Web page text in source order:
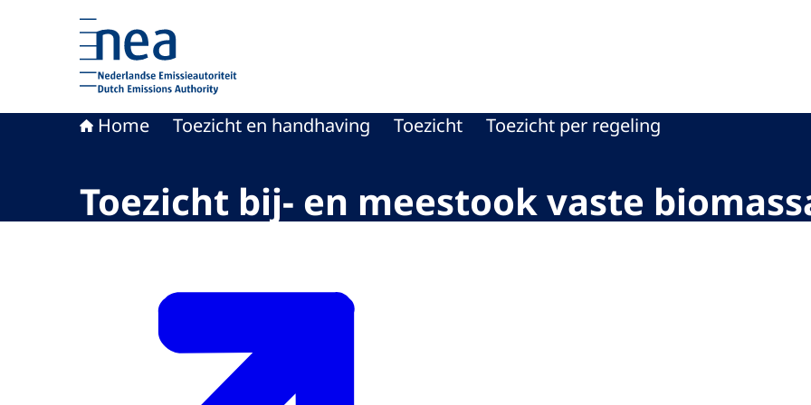
Home Toezicht en handhaving Toezicht Toezicht per regeling
Toezicht bij- en meestook vaste